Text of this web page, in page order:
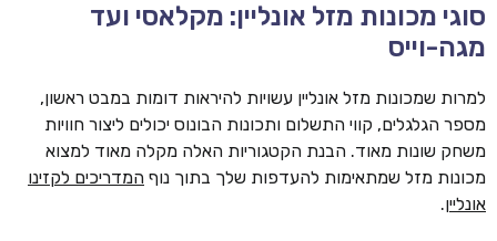
סוגי מכונות מזל אונליין: מקלאסי ועד
מגה-וייס
למרות שמכונות מזל אונליין עשויות להיראות דומות במבט ראשון,
מספר הגלגלים, קווי התשלום ותכונות הבונוס יכולים ליצור חוויות
משחק שונות מאוד. הבנת הקטגוריות האלה מקלה מאוד למצוא
מכונות מזל שמתאימות להעדפות שלך בתוך נוף המדריכים לקזינו
אונליין.